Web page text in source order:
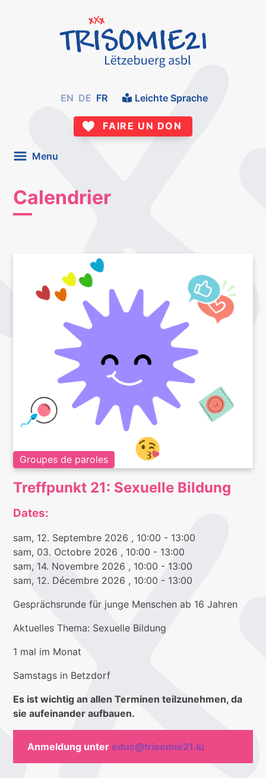
EN DE FR Leichte Sprache
FAIRE UN DON
Menu
Calendrier
Groupes de paroles
Treffpunkt 21: Sexuelle Bildung
Dates:
sam, 12. Septembre 2026 , 10:00 - 13:00
sam, 03. Octobre 2026 , 10:00 - 13:00
sam, 14. Novembre 2026 , 10:00 - 13:00
sam, 12. Décembre 2026 , 10:00 - 13:00
Gesprächsrunde für junge Menschen ab 16 Jahren
Aktuelles Thema: Sexuelle Bildung
1 mal im Monat
Samstags in Betzdorf
Es ist wichtig an allen Terminen teilzunehmen, da
sie aufeinander aufbauen.
Anmeldung untereduc@trisomie21.lu